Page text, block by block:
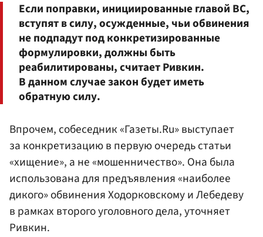
Если поправки, инициированные главой ВС,
вступят в силу, осужденные, чьи обвинения
не подпадут под конкретизированные
формулировки, должны быть
реабилитированы, считает Ривкин.
В данном случае закон будет иметь
обратную силу.
Впрочем, собеседник «Газеты.Ru» выступает
за конкретизацию в первую очередь статьи
«хищение», а не «мошенничество». Она была
использована для предъявления «наиболее
дикого» обвинения Ходорковскому и Лебедеву
в рамках второго уголовного дела, уточняет
Ривкин.